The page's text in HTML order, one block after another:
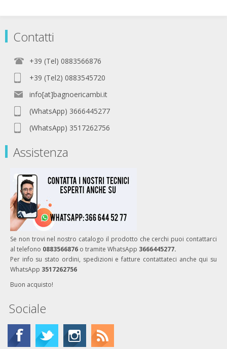
Contatti
+39 (Tel) 0883566876
+39 (Tel2) 0883545720
info[at]bagnoericambi.it
(WhatsApp) 3666445277
(WhatsApp) 3517262756
Assistenza
Se non trovi nel nostro catalogo il prodotto che cerchi puoi contattarci
al telefono 0883566876 o tramite WhatsApp 3666445277.
Per info su stato ordini, spedizioni e fatture contattateci anche qui su
WhatsApp 3517262756
Buon acquisto!
Sociale